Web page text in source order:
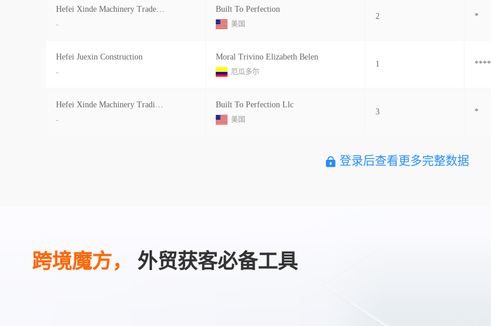
Hefei Xinde Machinery Trade Co
-
Built To Perfection
美国
2 *
Hefei Juexin Construction
-
Moral Trivino Elizabeth Belen
厄瓜多尔
1 ****
Hefei Xinde Machinery Trading Co
-
Built To Perfection Llc
美国
3 *
登录后查看更多完整数据
跨境魔方， 外贸获客必备工具